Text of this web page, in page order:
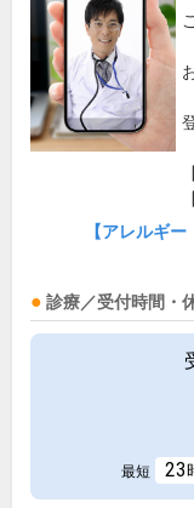
【アレルギ
診療／受付時間・
最短 23